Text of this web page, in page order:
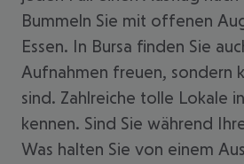
Bummeln Sie mit offenen
Essen. In Bursa finden Sie
Aufnahmen freuen, sondern
sind. Zahlreiche tolle Lokale
kennen. Sind Sie während
Was halten Sie von einem